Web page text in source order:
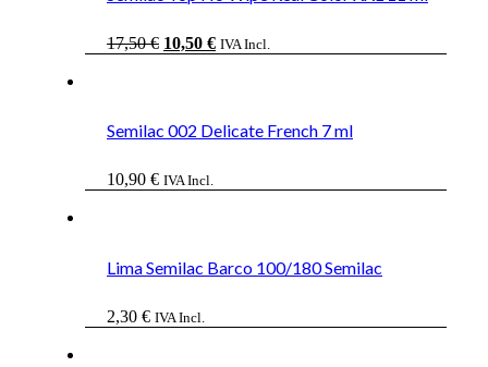
17,50€ El
10,50 €ElIVA Incl.
Semilac 002 Delicate French 7 ml
10,90 € IVA Incl.
Lima Semilac Barco 100/180 Semilac
2,30 € IVA Incl.